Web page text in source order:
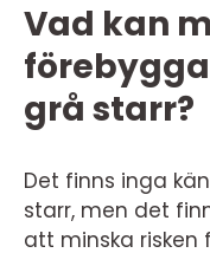
Vad kan
grå starr?
Det finns inga
starr, men det
att minska risken